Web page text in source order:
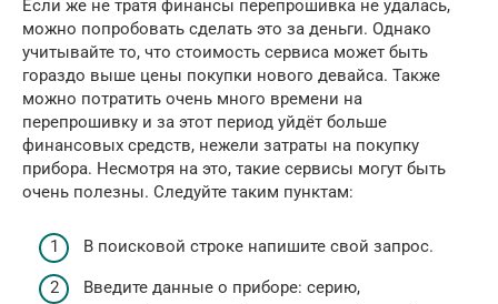
Если же не тратя финансы перепрошивка не удалась,
можно попробовать сделать это за деньги. Однако
учитывайте то, что стоимость сервиса может быть
гораздо выше цены покупки нового девайса. Также
можно потратить очень много времени на
перепрошивку и за этот период уйдёт больше
финансовых средств, нежели затраты на покупку
прибора. Несмотря на это, такие сервисы могут быть
очень полезны. Следуйте таким пунктам:
В поисковой строке напишите свой запрос.
Введите данные о приборе: серию,